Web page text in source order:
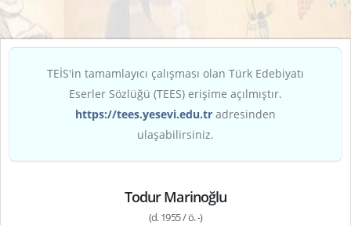
TEİS'in tamamlayıcı çalışması olan Türk Edebiyatı
Eserler Sözlüğü (TEES) erişime açılmıştır.
https://tees.yesevi.edu.tr adresinden
ulaşabilirsiniz.
Todur Marinoğlu
(d. 1955 / ö. -)